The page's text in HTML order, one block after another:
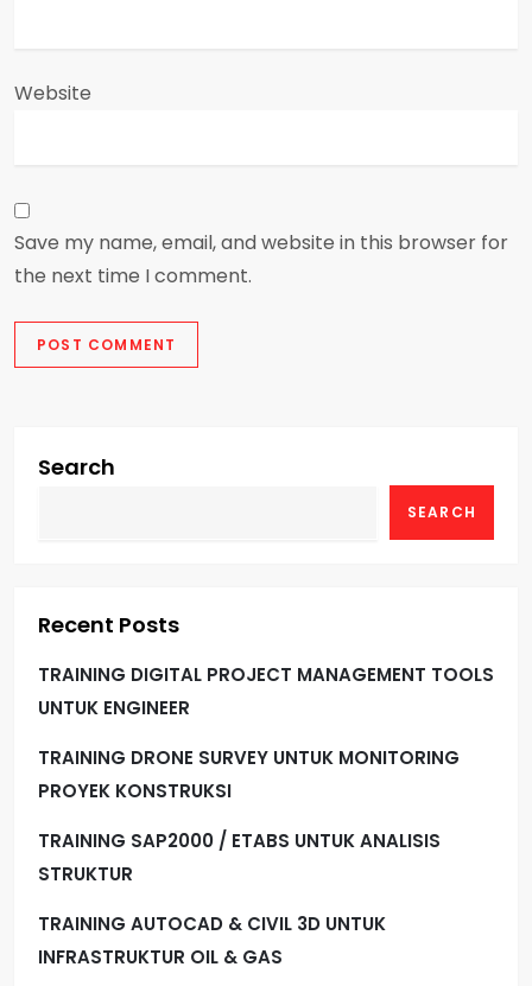
Website
Save my name, email, and website in this browser for
the next time I comment.
Search
SEARCH
Recent Posts
TRAINING DIGITAL PROJECT MANAGEMENT TOOLS
UNTUK ENGINEER
TRAINING DRONE SURVEY UNTUK MONITORING
PROYEK KONSTRUKSI
TRAINING SAP2000 / ETABS UNTUK ANALISIS
STRUKTUR
TRAINING AUTOCAD & CIVIL 3D UNTUK
INFRASTRUKTUR OIL & GAS